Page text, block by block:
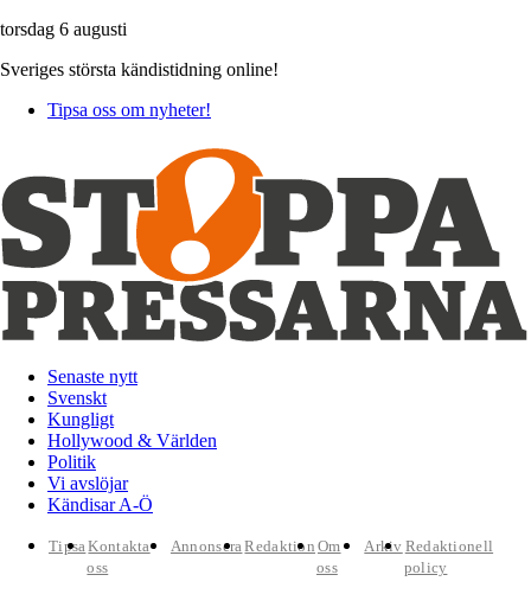
torsdag 6 augusti
Sveriges största kändistidning online!
Tipsa oss om nyheter!
Senaste nytt
Svenskt
Kungligt
Hollywood & Världen
Politik
Vi avslöjar
Kändisar A-Ö
TipsaKontakta
oss
AnnonseraRedaktion Om
oss
Arkiv Redaktionell
policy